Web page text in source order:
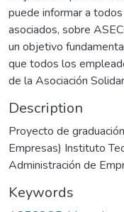
puede informar a
asociados, sobre
un objetivo
que todos los
de la Asociación
Description
Proyecto de
Empresas) Instituto
Administración de
Keywords